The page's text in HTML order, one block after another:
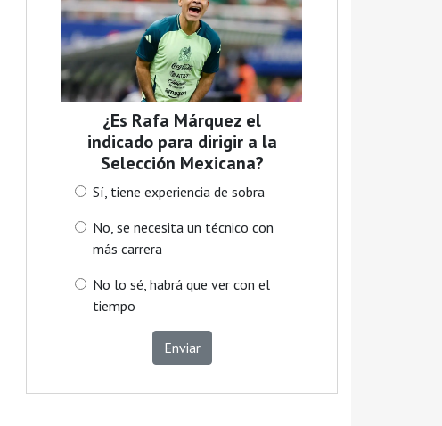
¿Es Rafa Márquez el
indicado para dirigir a la
Selección Mexicana?
Sí, tiene experiencia de sobra
No, se necesita un técnico con
más carrera
No lo sé, habrá que ver con el
tiempo
Enviar